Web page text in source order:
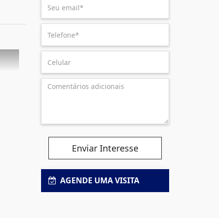
Enviar Interesse
AGENDE UMA VISITA